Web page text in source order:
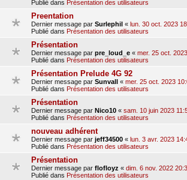
Publié dans Présentation des utilisateurs
Preentation
Dernier message par Surlephil « lun. 30 oct. 2023
Publié dans Présentation des utilisateurs
Présentation
Dernier message par pre_loud_e « mer. 25 oct.
Publié dans Présentation des utilisateurs
Présentation Prelude 4G 92
Dernier message par Sunvall « mer. 25 oct. 2023
Publié dans Présentation des utilisateurs
Présentation
Dernier message par Nico10 « sam. 10 juin 2023
Publié dans Présentation des utilisateurs
nouveau adhérent
Dernier message par jeff34500 « lun. 3 avr. 2023
Publié dans Présentation des utilisateurs
Présentation
Dernier message par flofloyz « dim. 6 nov. 2022
Publié dans Présentation des utilisateurs